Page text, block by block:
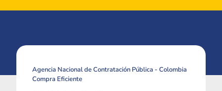
Agencia Nacional de Contratación Pública - Colombia
Compra Eficiente